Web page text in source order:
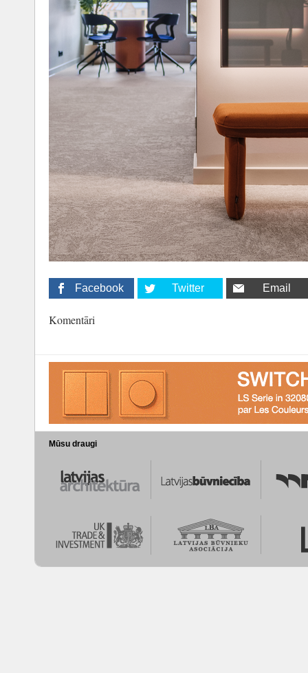
Facebook Twitter Email
Komentāri
Mūsu draugi